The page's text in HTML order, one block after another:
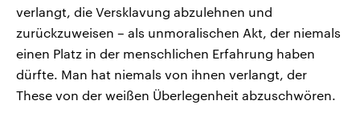
verlangt, die Versklavung abzulehnen und
zurückzuweisen – als unmoralischen Akt, der niemals
einen Platz in der menschlichen Erfahrung haben
dürfte. Man hat niemals von ihnen verlangt, der
These von der weißen Überlegenheit abzuschwören.